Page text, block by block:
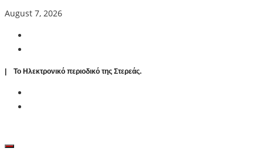
August 7, 2026
| To Ηλεκτρονικό περιοδικό της Στερεάς.